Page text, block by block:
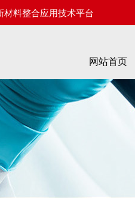
料整合应用技术平台
网站首页